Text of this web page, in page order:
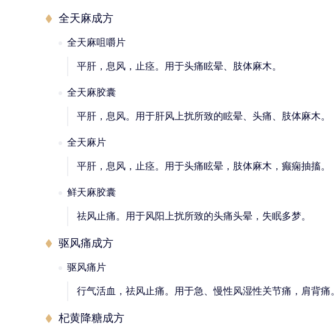
全天麻成方
全天麻咀嚼片
平肝，息风，止痉。用于头痛眩晕、肢体麻木。
全天麻胶囊
平肝，息风。用于肝风上扰所致的眩晕、头痛、肢体麻木。
全天麻片
平肝，息风，止痉。用于头痛眩晕，肢体麻木，癫痫抽搐。
鲜天麻胶囊
祛风止痛。用于风阳上扰所致的头痛头晕，失眠多梦。
驱风痛成方
驱风痛片
行气活血，祛风止痛。用于急、慢性风湿性关节痛，肩背痛。
杞黄降糖成方